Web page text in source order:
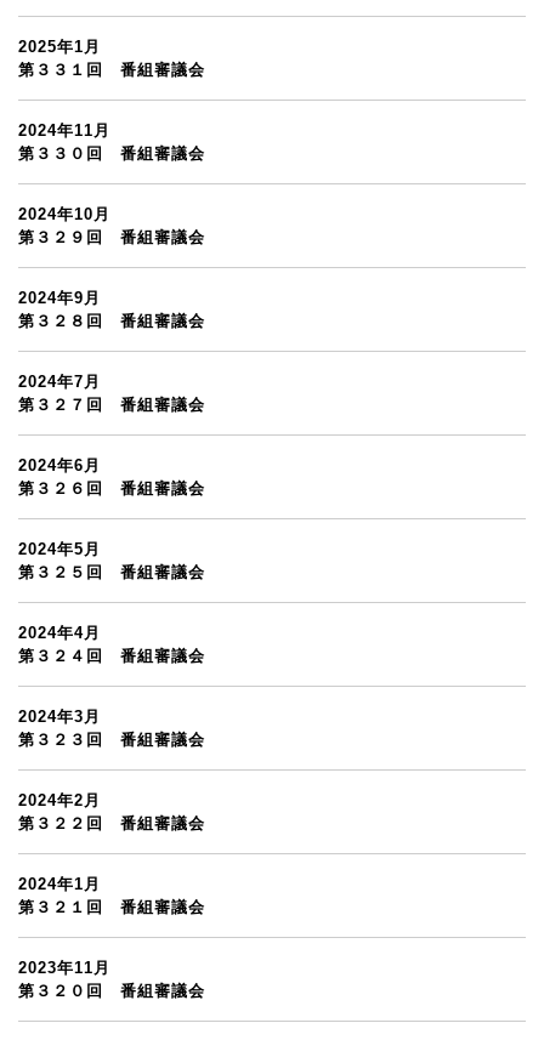
2025年1月
第３３１回 番組審議会
2024年11月
第３３０回 番組審議会
2024年10月
第３２９回 番組審議会
2024年9月
第３２８回 番組審議会
2024年7月
第３２７回 番組審議会
2024年6月
第３２６回 番組審議会
2024年5月
第３２５回 番組審議会
2024年4月
第３２４回 番組審議会
2024年3月
第３２３回 番組審議会
2024年2月
第３２２回 番組審議会
2024年1月
第３２１回 番組審議会
2023年11月
第３２０回 番組審議会